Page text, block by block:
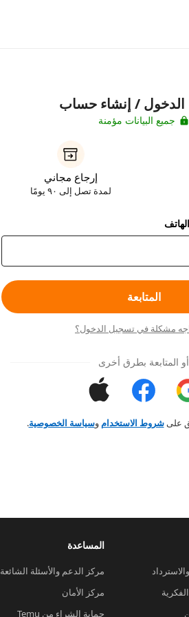
/ إنشاء حساب
جميع البيانات مؤمنة
إرجاع مجاني
لمدة تصل إلى ٩٠ يومًا
المتابعة
مشكلة في تسجيل الدخول؟
أو المتابعة بطرق أخرى
علىشروط الاستخدام وسياسة الخصوصية.
المساعدة
مركز الدعم والأسئلة الشائعة
مركز الأمان
حماية الشراء من Temu